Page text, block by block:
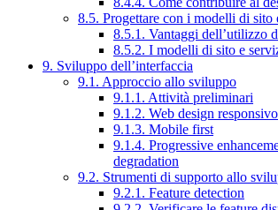
8.5. Progettare con i modelli di sito
8.5.1. Vantaggi dell’utilizzo
8.5.2. I modelli di sito e
9. Sviluppo dell’interfaccia
9.1. Approccio allo sviluppo
9.1.1. Attività preliminari
9.1.2. Web design
9.1.3. Mobile first
9.1.4. Progressive
degradation
9.2. Strumenti di supporto allo
9.2.1. Feature detection